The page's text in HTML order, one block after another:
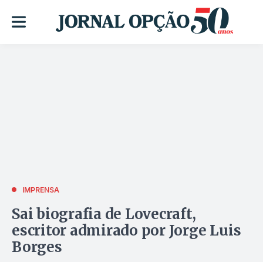
IMPRENSA
Sai biografia de Lovecraft,
escritor admirado por Jorge Luis
Borges